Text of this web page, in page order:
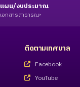
แผน/งบประมาณ
เอกสารสาธารณะ
ติดตามเทศบาล
Facebook
YouTube